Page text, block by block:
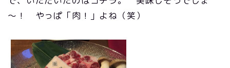
～！ やっぱ「肉！」よね（笑）